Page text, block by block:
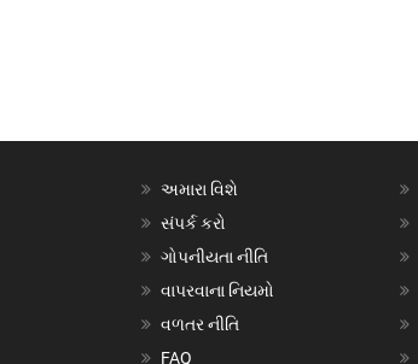
અમારા વિશે
સંપર્ક કરો
ગોપનીયતા નીતિ
વાપરવાના નિયમો
વળતર નીતિ
FAQ